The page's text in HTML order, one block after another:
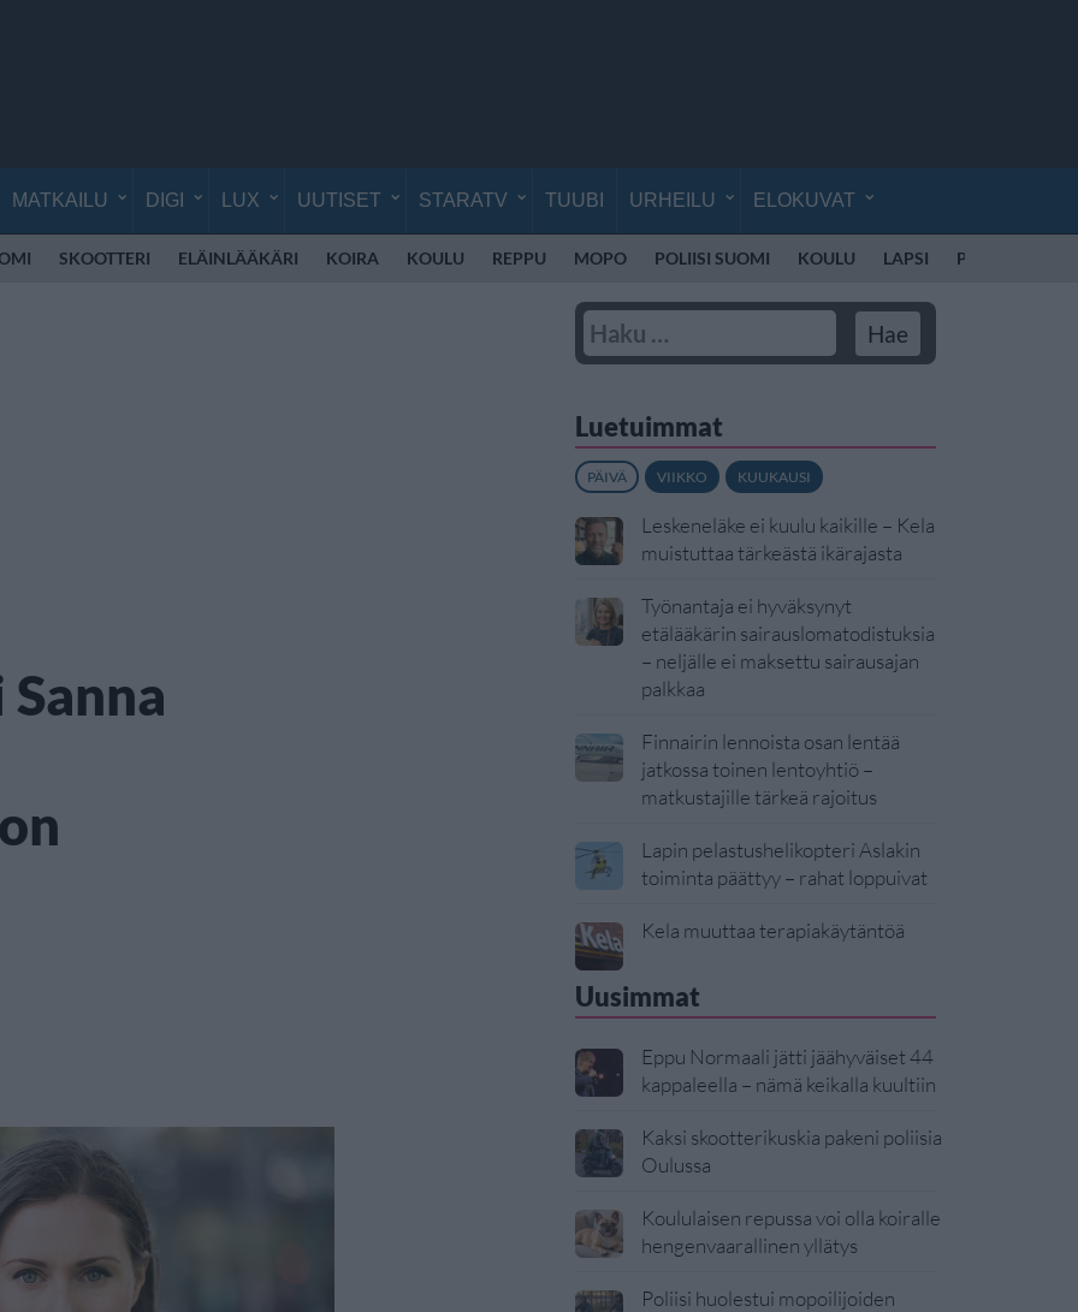
MATKAILU DIGI LUX UUTISET STARATV TUUBI URHEILU ELOKUVAT
SKOOTTERI ELÄINLÄÄKÄRI KOIRA KOULU REPPU MOPO POLIISI SUOMI KOULU LAPSI POLIISI SUOMI
Luetuimmat
PÄIVÄ VIIKKO KUUKAUSI
Leskeneläke ei kuulu kaikille – Kela
muistuttaa tärkeästä ikärajasta
Työnantaja ei hyväksynyt
etälääkärin sairauslomatodistuksia
– neljälle ei maksettu sairausajan
palkkaa
Finnairin lennoista osan lentää
jatkossa toinen lentoyhtiö –
matkustajille tärkeä rajoitus
Lapin pelastushelikopteri Aslakin
toiminta päättyy – rahat loppuivat
Kela muuttaa terapiakäytäntöä
Uusimmat
Eppu Normaali jätti jäähyväiset 44
kappaleella – nämä keikalla kuultiin
Kaksi skootterikuskia pakeni poliisia
Oulussa
Koululaisen repussa voi olla koiralle
hengenvaarallinen yllätys
Poliisi huolestui mopoilijoiden